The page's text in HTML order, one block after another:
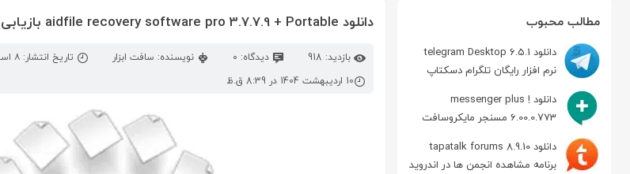
مطالب محبوب
دانلود telegram Desktop 6.5.1
نرم افزار رایگان تلگرام دسکتاپ
دانلود messenger plus !
6.00.0.773 مسنجر مایکروسافت
دانلود tapatalk forums 8.9.10
برنامه مشاهده انجمن ها در اندروید
دانلود aidfile recovery software pro 3.7.7.9 + Portable بازیابی فایل حذف شده
بازدید: 918 دیدگاه: 0 نویسنده: سافت ابزار
تاریخ انتشار: ۸ اسفند ۱۴۰۲
10 اردیبهشت 1404 در 8:39 ق.ظ